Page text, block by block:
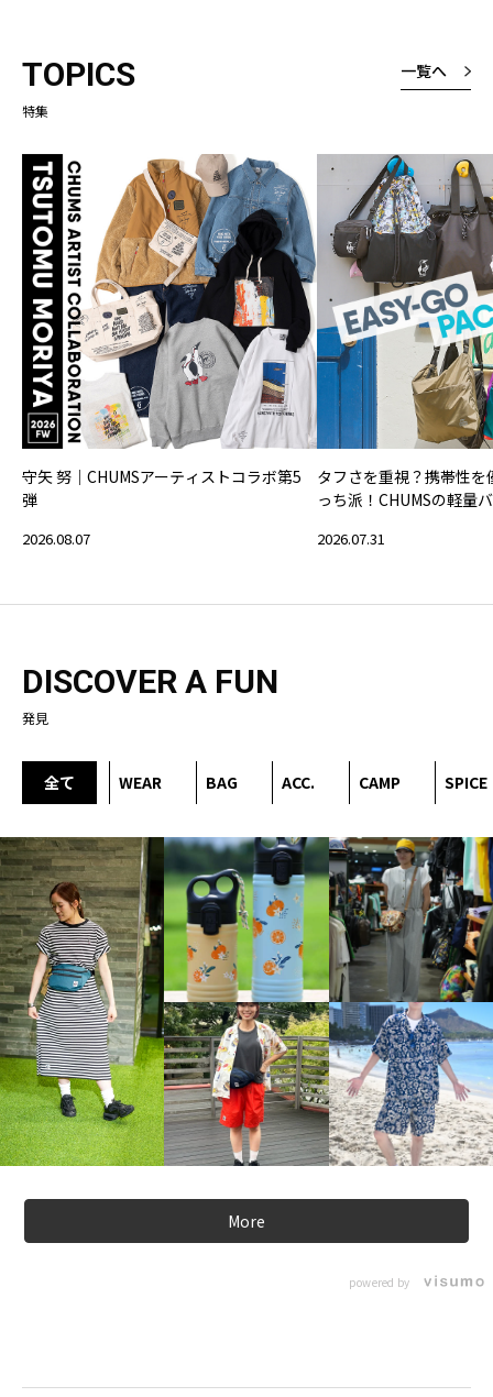
TOPICS
特集
一覧へ
守矢 努｜CHUMSアーティストコラボ第5
弾
2026.08.07
タフさを重視？携帯性
っち派！CHUMSの軽量
2026.07.31
DISCOVER A FUN
発見
全て WEAR BAG ACC. CAMP SPICE
More
powered by